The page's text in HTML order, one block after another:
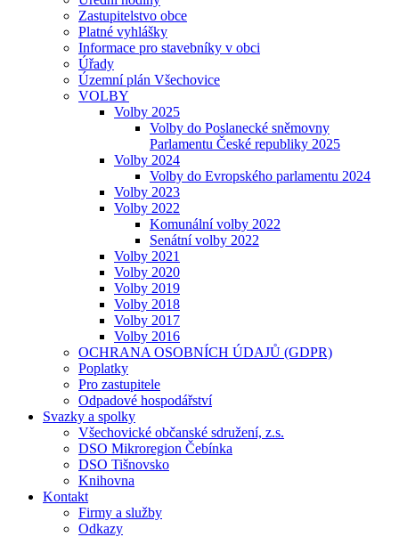
Zastupitelstvo obce
Platné vyhlášky
Informace pro stavebníky v obci
Úřady
Územní plán Všechovice
VOLBY
Volby 2025
Volby do Poslanecké sněmovny
Parlamentu České republiky 2025
Volby 2024
Volby do Evropského parlamentu 2024
Volby 2023
Volby 2022
Komunální volby 2022
Senátní volby 2022
Volby 2021
Volby 2020
Volby 2019
Volby 2018
Volby 2017
Volby 2016
OCHRANA OSOBNÍCH ÚDAJŮ (GDPR)
Poplatky
Pro zastupitele
Odpadové hospodářství
Svazky a spolky
Všechovické občanské sdružení, z.s.
DSO Mikroregion Čebínka
DSO Tišnovsko
Knihovna
Kontakt
Firmy a služby
Odkazy